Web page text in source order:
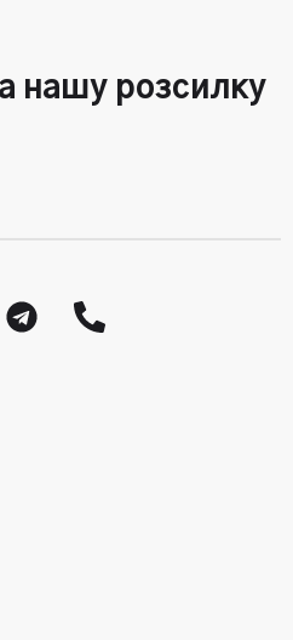
нашу розсилку